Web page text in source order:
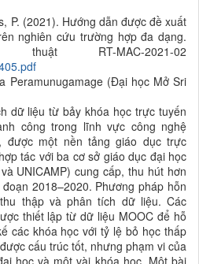
P. (2021). Hướng dẫn được đề xuất
nghiên cứu trường hợp đa dạng.
RT-MAC-2021-02
Peramunugamage (Đại học Mở Sri
dữ liệu từ bảy khóa học trực tuyến
công trong lĩnh vực công nghệ
được một nền tảng giáo dục trực
tác với ba cơ sở giáo dục đại học
UNICAMP) cung cấp, thu hút hơn
2018–2020. Phương pháp hỗn
thập và phân tích dữ liệu. Các
thiết lập từ dữ liệu MOOC để hỗ
các khóa học với tỷ lệ bỏ học thấp
cấu trúc tốt, nhưng phạm vi của
học và một vài khóa học. Một bài